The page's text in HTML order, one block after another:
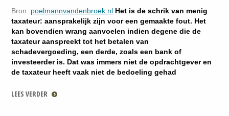
Bron: poelmannvandenbroek.nl Het is de schrik van menig
taxateur: aansprakelijk zijn voor een gemaakte fout. Het
kan bovendien wrang aanvoelen indien degene die de
taxateur aanspreekt tot het betalen van
schadevergoeding, een derde, zoals een bank of
investeerder is. Dat was immers niet de opdrachtgever en
de taxateur heeft vaak niet de bedoeling gehad
LEES VERDER